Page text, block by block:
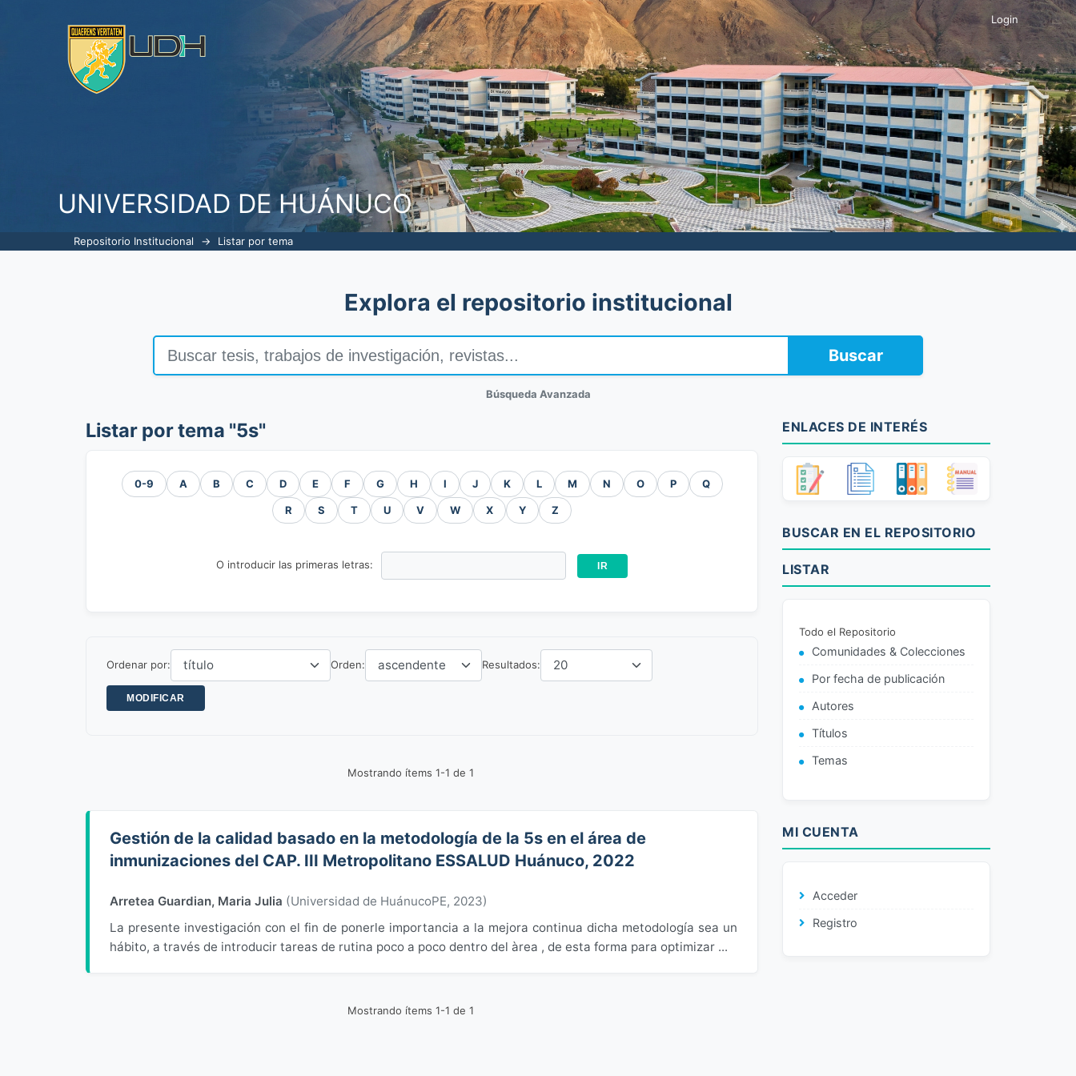
UNIVERSIDAD DE HUÁNUCO
Login
Repositorio Institucional → Listar por tema
Explora el repositorio institucional
Buscar
Búsqueda Avanzada
Listar por tema "5s"
0-9 A B C D E F G H I J K L M N O P Q
R S T U V W X Y Z
O introducir las primeras letras:
Ordenar por: Orden: Resultados:
Mostrando ítems 1-1 de 1
Gestión de la calidad basado en la metodología de la 5s en el área de
inmunizaciones del CAP. III Metropolitano ESSALUD Huánuco, 2022
Arretea Guardian, Maria Julia (Universidad de HuánucoPE, 2023)
La presente investigación con el fin de ponerle importancia a la mejora continua dicha metodología sea un
hábito, a través de introducir tareas de rutina poco a poco dentro del àrea , de esta forma para optimizar ...
Mostrando ítems 1-1 de 1
ENLACES DE INTERÉS
BUSCAR EN EL REPOSITORIO
LISTAR
Todo el Repositorio
Comunidades & Colecciones
Por fecha de publicación
Autores
Títulos
Temas
MI CUENTA
Acceder
Registro